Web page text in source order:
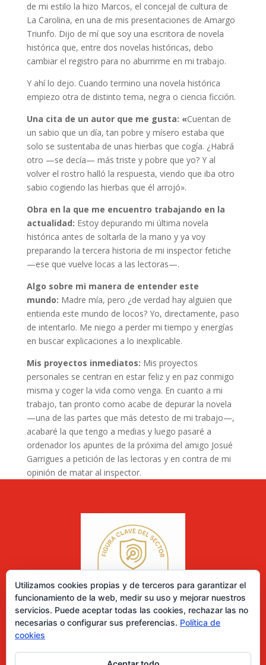
de mi estilo la hizo Marcos, el concejal de cultura de
La Carolina, en una de mis presentaciones de Amargo
Triunfo. Dijo de mí que soy una escritora de novela
histórica que, entre dos novelas históricas, debo
cambiar el registro para no aburrirme en mi trabajo.
Y ahí lo dejo. Cuando termino una novela histórica
empiezo otra de distinto tema, negra o ciencia ficción.
Una cita de un autor que me gusta: «Cuentan de
un sabio que un día, tan pobre y mísero estaba que
solo se sustentaba de unas hierbas que cogía. ¿Habrá
otro —se decía— más triste y pobre que yo? Y al
volver el rostro halló la respuesta, viendo que iba otro
sabio cogiendo las hierbas que él arrojó».
Obra en la que me encuentro trabajando en la
actualidad: Estoy depurando mi última novela
histórica antes de soltarla de la mano y ya voy
preparando la tercera historia de mi inspector fetiche
—ese que vuelve locas a las lectoras—.
Algo sobre mi manera de entender este
mundo: Madre mía, pero ¿de verdad hay alguien que
entienda este mundo de locos? Yo, directamente, paso
de intentarlo. Me niego a perder mi tiempo y energías
en buscar explicaciones a lo inexplicable.
Mis proyectos inmediatos: Mis proyectos
personales se centran en estar feliz y en paz conmigo
misma y coger la vida como venga. En cuanto a mi
trabajo, tan pronto como acabe de depurar la novela
—una de las partes que más detesto de mi trabajo—,
acabaré la que tengo a medias y luego pasaré a
ordenador los apuntes de la próxima del amigo Josué
Garrigues a petición de las lectoras y en contra de mi
opinión de matar al inspector.
Utilizamos cookies propias y de terceros para garantizar el
funcionamiento de la web, medir su uso y mejorar nuestros
servicios. Puede aceptar todas las cookies, rechazar las no
necesarias o configurar sus preferencias. Política de
cookies